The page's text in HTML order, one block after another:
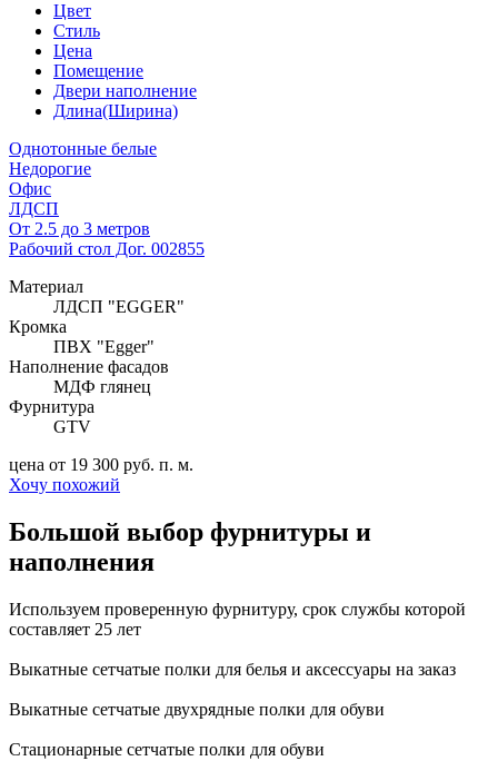
Цвет
Стиль
Цена
Помещение
Двери наполнение
Длина(Ширина)
Однотонные белые
Недорогие
Офис
ЛДСП
От 2.5 до 3 метров
Рабочий стол Дог. 002855
Материал
ЛДСП "EGGER"
Кромка
ПВХ "Egger"
Наполнение фасадов
МДФ глянец
Фурнитура
GTV
цена от 19 300 руб. п. м.
Хочу похожий
Большой выбор фурнитуры и
наполнения
Используем проверенную фурнитуру, срок службы которой
составляет 25 лет
Выкатные сетчатые полки для белья и аксессуары на заказ
Выкатные сетчатые двухрядные полки для обуви
Стационарные сетчатые полки для обуви